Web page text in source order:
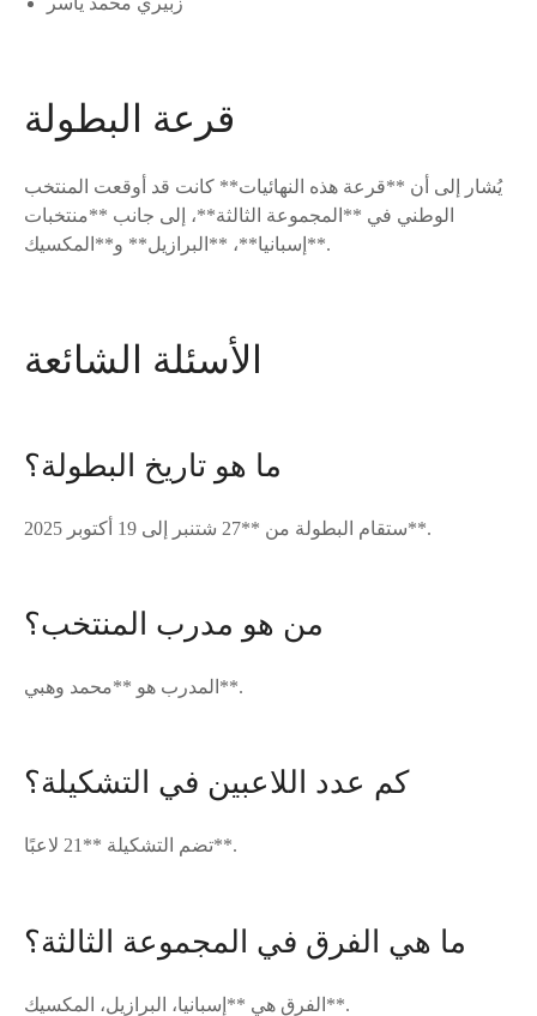
قرعة البطولة
يُشار إلى أن **قرعة هذه النهائيات** كانت قد أوقعت المنتخب
الوطني في **المجموعة الثالثة**، إلى جانب **منتخبات
إسبانيا**، **البرازيل** و**المكسيك**.
الأسئلة الشائعة
ما هو تاريخ البطولة؟
ستقام البطولة من **27 شتنبر إلى 19 أكتوبر 2025**.
من هو مدرب المنتخب؟
المدرب هو **محمد وهبي**.
كم عدد اللاعبين في التشكيلة؟
تضم التشكيلة **21 لاعبًا**.
ما هي الفرق في المجموعة الثالثة؟
الفرق هي **إسبانيا، البرازيل، المكسيك**.